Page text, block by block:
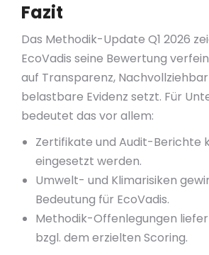
Fazit
Das Methodik-Update Q1 2026
EcoVadis seine Bewertung
auf Transparenz,
belastbare Evidenz setzt. Für
bedeutet das vor allem:
Zertifikate und Audit-Berichte
eingesetzt werden.
Umwelt- und Klimarisiken
Bedeutung für EcoVadis.
Methodik-Offenlegungen
bzgl. dem erzielten Scoring.